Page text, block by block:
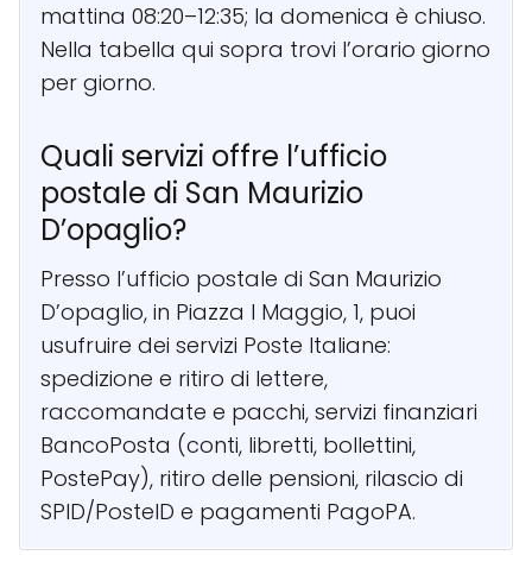
mattina 08:20–12:35; la domenica è chiuso.
Nella tabella qui sopra trovi l’orario giorno
per giorno.
Quali servizi offre l’ufficio
postale di San Maurizio
D’opaglio?
Presso l’ufficio postale di San Maurizio
D’opaglio, in Piazza I Maggio, 1, puoi
usufruire dei servizi Poste Italiane:
spedizione e ritiro di lettere,
raccomandate e pacchi, servizi finanziari
BancoPosta (conti, libretti, bollettini,
PostePay), ritiro delle pensioni, rilascio di
SPID/PosteID e pagamenti PagoPA.